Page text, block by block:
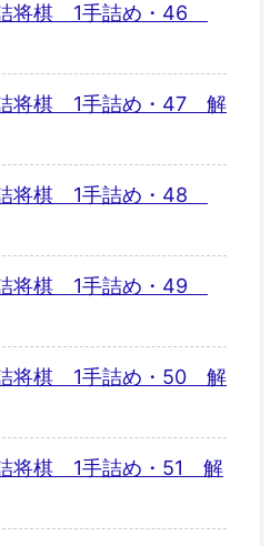
将棋 1手詰め・46
将棋 1手詰め・47 解
将棋 1手詰め・48
将棋 1手詰め・49
将棋 1手詰め・50 解
将棋 1手詰め・51 解